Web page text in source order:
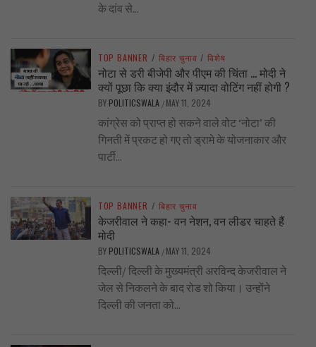
के दांव से...
TOP BANNER / बिहार चुनाव / विशेष
नोटा से डरी बीजेपी और पीएम की चिंता … मोदी ने
क्यों पूछा कि क्या इंदौर में ज़्यादा वोटिंग नहीं होगी ?
BY POLITICSWALA / MAY 11, 2024
कांग्रेस को प्राप्त हो सकने वाले वोट ‘नोटा’ की
गिनती में प्रकट हो गए तो ड्रामे के योजनाकार और
पार्टी...
TOP BANNER / बिहार चुनाव
केजरीवाल ने कहा- वन नेशन, वन लीडर चाहते हैं
मोदी
BY POLITICSWALA / MAY 11, 2024
दिल्ली/ दिल्ली के मुख्यमंत्री अरविन्द केजरीवाल ने
जेल से निकलने के बाद रोड शो किया। उन्होंने
दिल्ली की जनता को...